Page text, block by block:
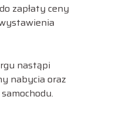
zapłaty ceny
nastąpi
nabycia oraz